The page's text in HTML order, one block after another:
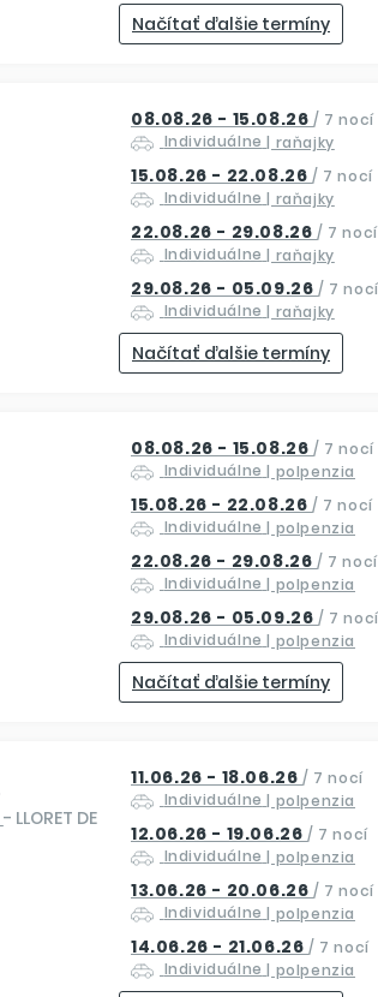
Načítať ďalšie termíny
08.08.26 - 15.08.26 / 7 nocí
Individuálne | raňajky
15.08.26 - 22.08.26 / 7 nocí
Individuálne | raňajky
22.08.26 - 29.08.26 / 7 nocí
Individuálne | raňajky
29.08.26 - 05.09.26 / 7 nocí
Individuálne | raňajky
Načítať ďalšie termíny
08.08.26 - 15.08.26 / 7 nocí
Individuálne | polpenzia
15.08.26 - 22.08.26 / 7 nocí
Individuálne | polpenzia
22.08.26 - 29.08.26 / 7 nocí
Individuálne | polpenzia
29.08.26 - 05.09.26 / 7 nocí
Individuálne | polpenzia
Načítať ďalšie termíny
- LLORET DE
11.06.26 - 18.06.26 / 7 nocí
Individuálne | polpenzia
12.06.26 - 19.06.26 / 7 nocí
Individuálne | polpenzia
13.06.26 - 20.06.26 / 7 nocí
Individuálne | polpenzia
14.06.26 - 21.06.26 / 7 nocí
Individuálne | polpenzia